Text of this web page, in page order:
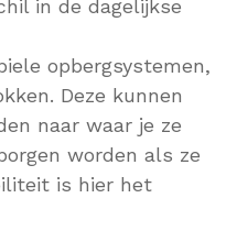
in de dagelijkse
opbergsystemen,
Deze kunnen
naar waar je ze
worden als ze
is hier het